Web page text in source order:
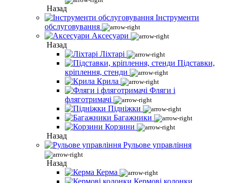
Назад
Інструменти
обслуговування
Аксесуари
Назад
Ліхтарі
Підставки,
кріплення, стенди
Крила
Фляги і
фляготримачі
Підніжки
Багажники
Корзини
Назад
Рульове управління
Назад
Керма
Кермові колонки